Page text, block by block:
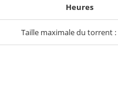
Heures
Taille maximale du torrent :